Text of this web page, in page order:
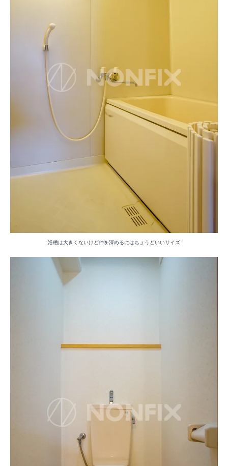
浴槽は大きくないけど仲を深めるにはちょうどいいサイズ